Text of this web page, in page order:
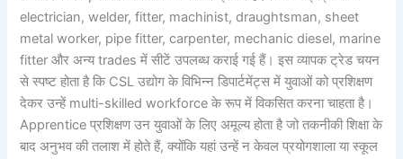
electrician, welder, fitter, machinist, draughtsman, sheet
metal worker, pipe fitter, carpenter, mechanic diesel, marine
fitter और अन्य trades में सीटें उपलब्ध कराई गई हैं। इस व्यापक ट्रेड चयन
से स्पष्ट होता है कि CSL उद्योग के विभिन्न डिपार्टमेंट्स में युवाओं को प्रशिक्षण
देकर उन्हें multi-skilled workforce के रूप में विकसित करना चाहता है।
Apprentice प्रशिक्षण उन युवाओं के लिए अमूल्य होता है जो तकनीकी शिक्षा के
बाद अनुभव की तलाश में होते हैं, क्योंकि यहां उन्हें न केवल प्रयोगशाला या स्कूल